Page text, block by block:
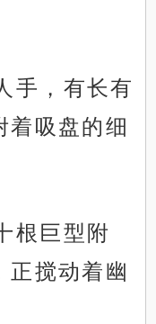
手，有长有
着吸盘的细
根巨型附
正搅动着幽